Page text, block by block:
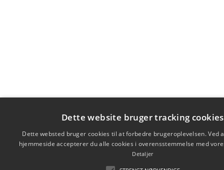
Dette website bruger tracking cookies
Dette websted bruger cookies til at forbedre brugeroplevelsen. Ved
hjemmeside accepterer du alle cookies i overensstemmelse med
Detaljer